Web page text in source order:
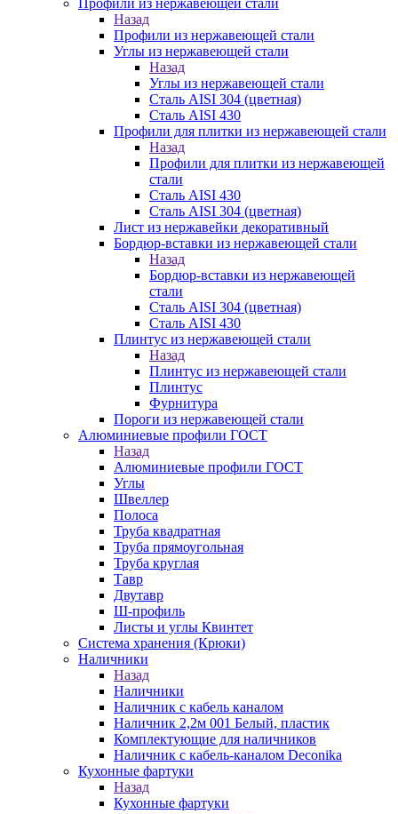
Профили из нержавеющей стали
Назад
Профили из нержавеющей стали
Углы из нержавеющей стали
Назад
Углы из нержавеющей стали
Сталь AISI 304 (цветная)
Сталь AISI 430
Профили для плитки из нержавеющей стали
Назад
Профили для плитки из нержавеющей
стали
Сталь AISI 430
Сталь AISI 304 (цветная)
Лист из нержавейки декоративный
Бордюр-вставки из нержавеющей стали
Назад
Бордюр-вставки из нержавеющей
стали
Сталь AISI 304 (цветная)
Сталь AISI 430
Плинтус из нержавеющей стали
Назад
Плинтус из нержавеющей стали
Плинтус
Фурнитура
Пороги из нержавеющей стали
Алюминиевые профили ГОСТ
Назад
Алюминиевые профили ГОСТ
Углы
Швеллер
Полоса
Труба квадратная
Труба прямоугольная
Труба круглая
Тавр
Двутавр
Ш-профиль
Листы и углы Квинтет
Система хранения (Крюки)
Наличники
Назад
Наличники
Наличник с кабель каналом
Наличник 2,2м 001 Белый, пластик
Комплектующие для наличников
Наличник с кабель-каналом Deconika
Кухонные фартуки
Назад
Кухонные фартуки